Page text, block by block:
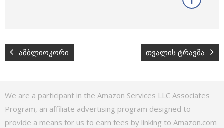
ამბლიოკორი თვალის ტრავმა
We are a participant in the Amazon Services LLC Associates
Program, an affiliate advertising program designed to
provide a means for us to earn fees by linking to Amazon.com